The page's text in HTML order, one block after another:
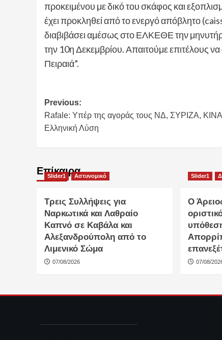
προκειμένου με δικό του σκάφος και
έχει προκληθεί από το ενεργό απόβλητο
διαβιβάσει αμέσως στο ΕΛΚΕΘΕ την
την 10η Δεκεμβρίου. Απαιτούμε επιτέλους
Πειραιά”.
Post
navigation
Previous:
Rafale: Υπέρ της αγοράς τους ΝΔ, ΣΥΡΙΖΑ,
Ελληνική Λύση
Επίκαιρα
Slider1 Αστυνομικό
Τρεις Συλλήψεις για
Ναρκωτικά και Λαθραίο
Καπνό σε Καβάλα και
Αλεξανδρούπολη από το
Λιμενικό Σώμα
07/08/2026
Slider1
Ο
07/08/